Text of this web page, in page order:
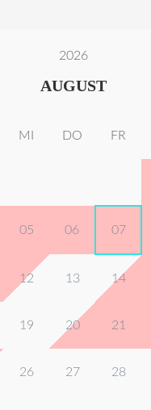
2026
AUGUST
MI DO FR
05 06 07
12 13 14
19 20 21
26 27 28